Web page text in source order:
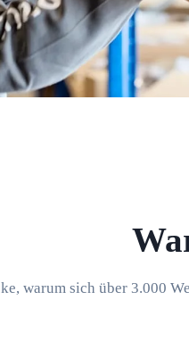
warum sich über 3.000